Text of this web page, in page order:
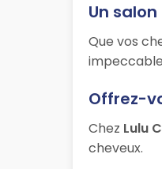
Un
Que vos
Offrez-
Chez Lulu
cheveux.